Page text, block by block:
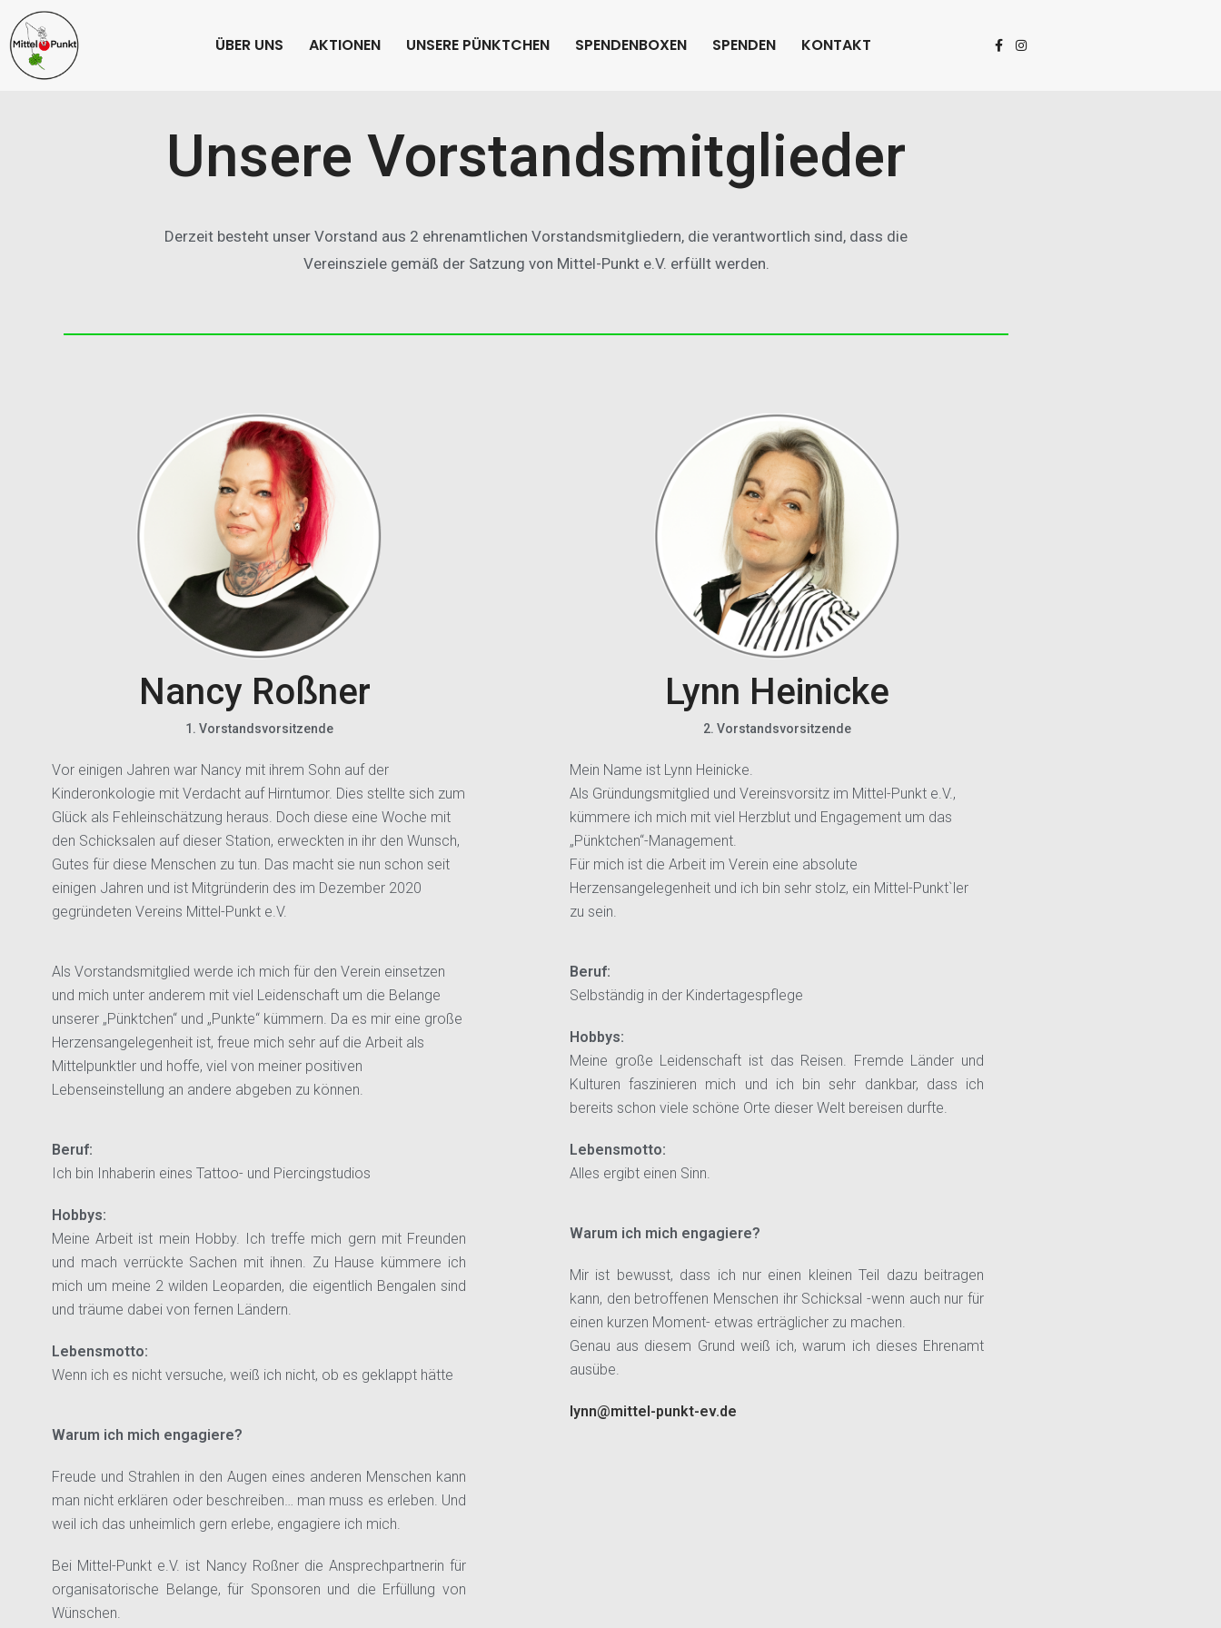
ÜBER UNS AKTIONEN UNSERE PÜNKTCHEN SPENDENBOXEN SPENDEN KONTAKT
Unsere Vorstandsmitglieder
Derzeit besteht unser Vorstand aus 2 ehrenamtlichen Vorstandsmitgliedern, die verantwortlich sind, dass die
Vereinsziele gemäß der Satzung von Mittel-Punkt e.V. erfüllt werden.
Nancy Roßner
1. Vorstandsvorsitzende
Vor einigen Jahren war Nancy mit ihrem Sohn auf der
Kinderonkologie mit Verdacht auf Hirntumor. Dies stellte sich zum
Glück als Fehleinschätzung heraus. Doch diese eine Woche mit
den Schicksalen auf dieser Station, erweckten in ihr den Wunsch,
Gutes für diese Menschen zu tun. Das macht sie nun schon seit
einigen Jahren und ist Mitgründerin des im Dezember 2020
gegründeten Vereins Mittel-Punkt e.V.
Als Vorstandsmitglied werde ich mich für den Verein einsetzen
und mich unter anderem mit viel Leidenschaft um die Belange
unserer „Pünktchen“ und „Punkte“ kümmern. Da es mir eine große
Herzensangelegenheit ist, freue mich sehr auf die Arbeit als
Mittelpunktler und hoffe, viel von meiner positiven
Lebenseinstellung an andere abgeben zu können.
Beruf:
Ich bin Inhaberin eines Tattoo- und Piercingstudios
Hobbys:
Meine Arbeit ist mein Hobby. Ich treffe mich gern mit Freunden
und mach verrückte Sachen mit ihnen. Zu Hause kümmere ich
mich um meine 2 wilden Leoparden, die eigentlich Bengalen sind
und träume dabei von fernen Ländern.
Lebensmotto:
Wenn ich es nicht versuche, weiß ich nicht, ob es geklappt hätte
Warum ich mich engagiere?
Freude und Strahlen in den Augen eines anderen Menschen kann
man nicht erklären oder beschreiben… man muss es erleben. Und
weil ich das unheimlich gern erlebe, engagiere ich mich.
Bei Mittel-Punkt e.V. ist Nancy Roßner die Ansprechpartnerin für
organisatorische Belange, für Sponsoren und die Erfüllung von
Wünschen.
Lynn Heinicke
2. Vorstandsvorsitzende
Mein Name ist Lynn Heinicke.
Als Gründungsmitglied und Vereinsvorsitz im Mittel-Punkt e.V.,
kümmere ich mich mit viel Herzblut und Engagement um das
„Pünktchen“-Management.
Für mich ist die Arbeit im Verein eine absolute
Herzensangelegenheit und ich bin sehr stolz, ein Mittel-Punkt`ler
zu sein.
Beruf:
Selbständig in der Kindertagespflege
Hobbys:
Meine große Leidenschaft ist das Reisen. Fremde Länder und
Kulturen faszinieren mich und ich bin sehr dankbar, dass ich
bereits schon viele schöne Orte dieser Welt bereisen durfte.
Lebensmotto:
Alles ergibt einen Sinn.
Warum ich mich engagiere?
Mir ist bewusst, dass ich nur einen kleinen Teil dazu beitragen
kann, den betroffenen Menschen ihr Schicksal -wenn auch nur für
einen kurzen Moment- etwas erträglicher zu machen.
Genau aus diesem Grund weiß ich, warum ich dieses Ehrenamt
ausübe.
lynn@mittel-punkt-ev.de